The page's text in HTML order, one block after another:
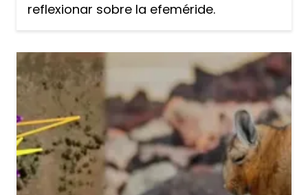
reflexionar sobre la efeméride.